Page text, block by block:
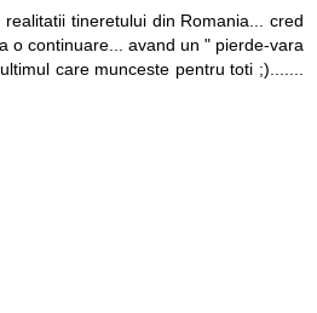
tineretului din Romania... cred
o continuare... avand un " pierde-vara
care munceste pentru toti ;).......